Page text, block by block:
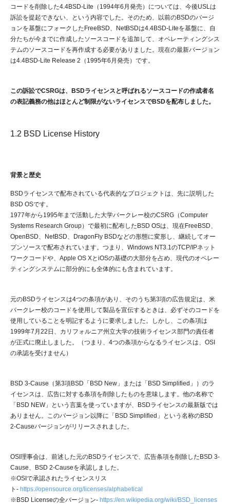
コードを削除した4.4BSD-Lite（1994年6月発売）については、今後USLは
訴訟を提起できない、という内容でした。そのため、以前のBSDのバージ
ョンを基盤にフォークしたFreeBSD、NetBSDは4.4BSD-Liteを基盤に、自
分たちが今までに作成したソースコードを追加して、オペレーティングシス
テムのソースコードを再作成する必要がありました。現在の最新バージョン
は4.4BSD-Lite Release 2（1995年6月発売）です。
この訴訟でCSRGは、BSDライセンスと呼ばれるソースコードの作成者名
の表記義務の他はほとんど制限がないライセンスでBSDを配布しました。
1.2 BSD License History
背景と歴史
BSDライセンスで配布されている代表的なプロジェクトは、先に説明した
BSD OSです。
1977年から1995年まで活動した大学バークレー校のCSRG（Computer
Systems Research Group）で最初に配布したBSD OSは、現在FreeBSD、
OpenBSD、NetBSD、DragonFly BSDなどの形態に変形し、継続してオー
プンソースで配布されています。つまり、Windows NT3.1のTCP/IPネット
ワークコードや、Apple OS XとiOSの基礎の大部分を占め、現代のオペレー
ティングシステムに部分的にも全体的にも含まれています。
元のBSDライセンスは4つの条項があり、そのうち第3項の広告規定は、米
バークレー校のコードを使用して製品を宣伝するときは、必ずそのコードを
使用していることを明記するように要求しました。しかし、この条項は
1999年7月22日、カリフォルニア州立大学の技術ライセンス部門の責任者
が正式に廃止しました。（つまり、4つの条項からなるライセンスは、OSI
の承認を受けません）
BSD 3-Cause（第3項BSD「BSD New」または「BSD Simplified」）のラ
イセンスは、広告に対する条項を削除したものを意味します。他の名称で
「BSD NEW」という言葉を使っていますが、BSDライセンスの最新版では
ありません。このバージョン以降に「BSD Simplified」という名称のBSD
2-Causeバージョンがリリースされました。
OSI理事会は、前述した元のBSDライセンスで、広告条項を削除したBSD 3-
Cause、BSD 2-Causeを承認しました。
※OSIで承認されたライセンスリス
ト- https://opensource.org/licenses/alphabetical
※BSD Licenseの全バージョン- https://en.wikipedia.org/wiki/BSD_licenses